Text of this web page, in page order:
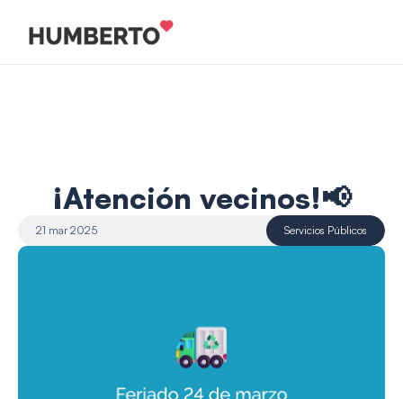
¡Atención vecinos!📢
21 mar 2025 Servicios Públicos